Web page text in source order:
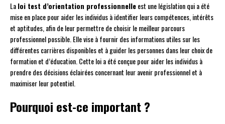
Laloi test d’orientation professionnelleest une législation qui a été
mise en place pour aider les individus à identifier leurs compétences, intérêts
et aptitudes, afin de leur permettre de choisir le meilleur parcours
professionnel possible. Elle vise à fournir des informations utiles sur les
différentes carrières disponibles et à guider les personnes dans leur choix de
formation et d’éducation. Cette loi a été conçue pour aider les individus à
prendre des décisions éclairées concernant leur avenir professionnel et à
maximiser leur potentiel.
Pourquoi est-ce important ?